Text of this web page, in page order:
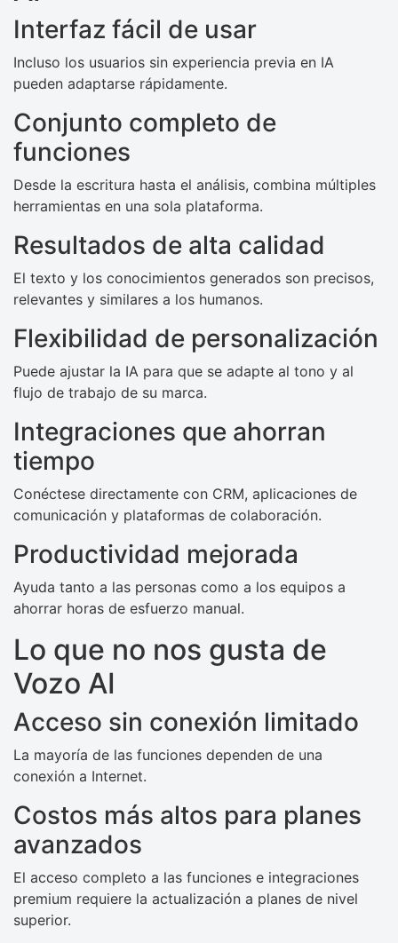
Interfaz fácil de usar
Incluso los usuarios sin experiencia previa en IA
pueden adaptarse rápidamente.
Conjunto completo de
funciones
Desde la escritura hasta el análisis, combina múltiples
herramientas en una sola plataforma.
Resultados de alta calidad
El texto y los conocimientos generados son precisos,
relevantes y similares a los humanos.
Flexibilidad de personalización
Puede ajustar la IA para que se adapte al tono y al
flujo de trabajo de su marca.
Integraciones que ahorran
tiempo
Conéctese directamente con CRM, aplicaciones de
comunicación y plataformas de colaboración.
Productividad mejorada
Ayuda tanto a las personas como a los equipos a
ahorrar horas de esfuerzo manual.
Lo que no nos gusta de
Vozo AI
Acceso sin conexión limitado
La mayoría de las funciones dependen de una
conexión a Internet.
Costos más altos para planes
avanzados
El acceso completo a las funciones e integraciones
premium requiere la actualización a planes de nivel
superior.